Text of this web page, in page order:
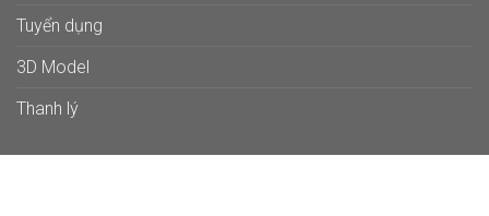
Tuyển dụng
3D Model
Thanh lý